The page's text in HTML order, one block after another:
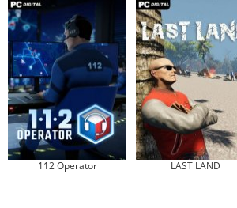
112 Operator LAST LAND